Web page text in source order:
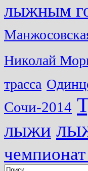
лыжным
Николай
трасса
Сочи-2014
лыжи